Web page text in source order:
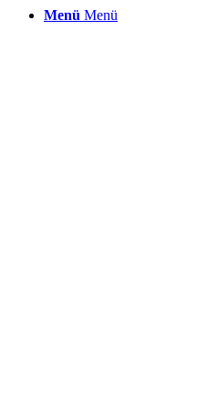
Menü Menü